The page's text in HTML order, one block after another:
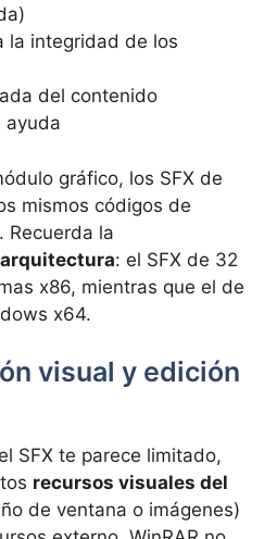
la integridad de los
del contenido
ayuda
gráfico, los SFX de
mismos códigos de
Recuerda la
: el SFX de 32
x86, mientras que el de
x64.
visual y edición
SFX te parece limitado,
recursos visuales del
de ventana o imágenes)